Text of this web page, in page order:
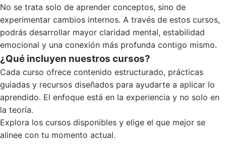
No se trata solo de aprender conceptos, sino de
experimentar cambios internos. A través de estos cursos,
podrás desarrollar mayor claridad mental, estabilidad
emocional y una conexión más profunda contigo mismo.
¿Qué incluyen nuestros cursos?
Cada curso ofrece contenido estructurado, prácticas
guiadas y recursos diseñados para ayudarte a aplicar lo
aprendido. El enfoque está en la experiencia y no solo en
la teoría.
Explora los cursos disponibles y elige el que mejor se
alinee con tu momento actual.